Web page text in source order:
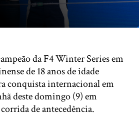
da F4 Winter Series em
de 18 anos de idade
conquista internacional em
deste domingo (9) em
de antecedência.